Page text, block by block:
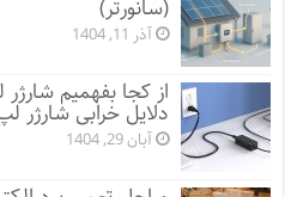
(سانورتر)
آذر 11, 1404
از کجا بفهمیم
دلایل خرابی شارژر
آبان 29, 1404